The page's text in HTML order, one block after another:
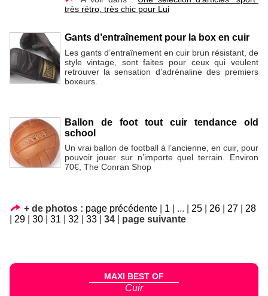
très rétro, très chic pour Lui
Gants d’entraînement pour la box en cuir
Les gants d’entraînement en cuir brun résistant, de
style vintage, sont faites pour ceux qui veulent
retrouver la sensation d’adrénaline des premiers
boxeurs.
Ballon de foot tout cuir tendance old
school
Un vrai ballon de football à l’ancienne, en cuir, pour
pouvoir jouer sur n’importe quel terrain. Environ
70€, The Conran Shop
+ de photos : page précédente 1 ... 25 26 27
28
29 30 31 32 33 34 page suivante
MAXI BEST OF
Cuir